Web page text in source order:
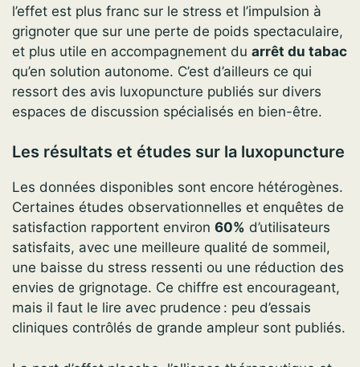
l’effet est plus franc sur le stress et l’impulsion à
grignoter que sur une perte de poids spectaculaire,
et plus utile en accompagnement du arrêt du tabac
qu’en solution autonome. C’est d’ailleurs ce qui
ressort des avis luxopuncture publiés sur divers
espaces de discussion spécialisés en bien-être.
Les résultats et études sur la luxopuncture
Les données disponibles sont encore hétérogènes.
Certaines études observationnelles et enquêtes de
satisfaction rapportent environ 60% d’utilisateurs
satisfaits, avec une meilleure qualité de sommeil,
une baisse du stress ressenti ou une réduction des
envies de grignotage. Ce chiffre est encourageant,
mais il faut le lire avec prudence : peu d’essais
cliniques contrôlés de grande ampleur sont publiés.